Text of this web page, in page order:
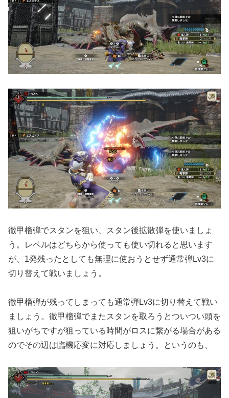
徹甲榴弾でスタンを狙い、スタン後拡散弾を使いましょ
う。レベルはどちらから使っても使い切れると思います
が、1発残ったとしても無理に使おうとせず通常弾Lv3に
切り替えて戦いましょう。
徹甲榴弾が残ってしまっても通常弾Lv3に切り替えて戦い
ましょう。徹甲榴弾でまたスタンを取ろうとついつい頭を
狙いがちですが狙っている時間がロスに繋がる場合がある
のでその辺は臨機応変に対応しましょう。というのも、